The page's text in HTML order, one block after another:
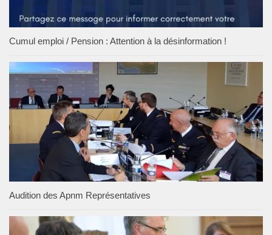
Cumul emploi / Pension : Attention à la désinformation !
Audition des Apnm Représentatives